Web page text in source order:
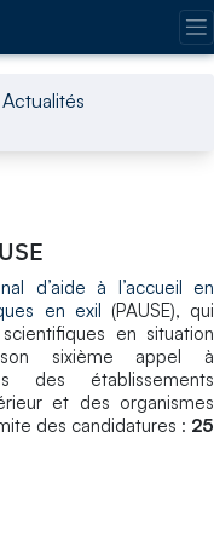
Actualités
d’aide à l’accueil en
en exil (PAUSE), qui
en situation
son sixième appel à
des établissements
et des organismes
des candidatures : 25